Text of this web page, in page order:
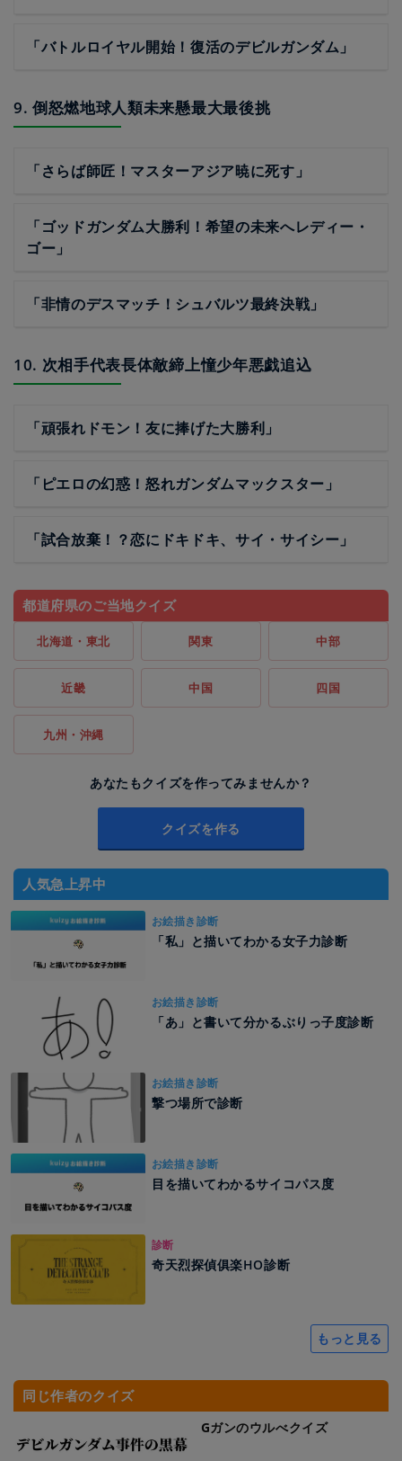
「バトルロイヤル開始！復活のデビルガンダム」
9. 倒怒燃地球人類未来懸最大最後挑
「さらば師匠！マスターアジア暁に死す」
「ゴッドガンダム大勝利！希望の未来へレディー・
ゴー」
「非情のデスマッチ！シュバルツ最終決戦」
10. 次相手代表長体敵締上憧少年悪戯追込
「頑張れドモン！友に捧げた大勝利」
「ピエロの幻惑！怒れガンダムマックスター」
「試合放棄！？恋にドキドキ、サイ・サイシー」
都道府県のご当地クイズ
北海道・東北 関東 中部
近畿 中国 四国
九州・沖縄
あなたもクイズを作ってみませんか？
クイズを作る
人気急上昇中
お絵描き診断
「私」と描いてわかる女子力診断
お絵描き診断
「あ」と書いて分かるぶりっ子度診断
お絵描き診断
撃つ場所で診断
お絵描き診断
目を描いてわかるサイコパス度
診断
奇天烈探偵俱楽HO診断
もっと見る
同じ作者のクイズ
Gガンのウルべクイズ